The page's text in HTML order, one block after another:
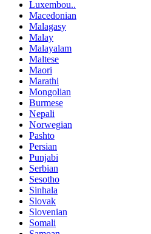
Luxembou..
Macedonian
Malagasy
Malay
Malayalam
Maltese
Maori
Marathi
Mongolian
Burmese
Nepali
Norwegian
Pashto
Persian
Punjabi
Serbian
Sesotho
Sinhala
Slovak
Slovenian
Somali